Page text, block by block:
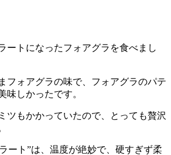
ートになったフォアグラを食べまし
フォアグラの味で、フォアグラのパテ
味しかったです。
ツもかかっていたので、とっても贅沢
ート”は、温度が絶妙で、硬すぎず柔